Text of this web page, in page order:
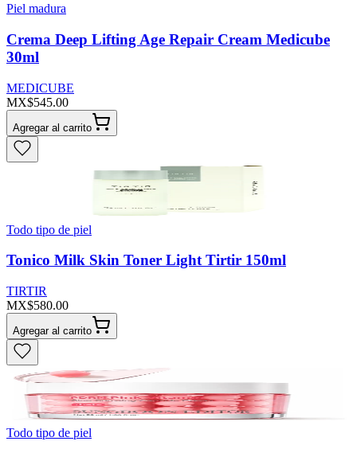
Piel madura
Crema Deep Lifting Age Repair Cream Medicube
30ml
MEDICUBE
MX$545.00
Agregar al carrito
Todo tipo de piel
Tonico Milk Skin Toner Light Tirtir 150ml
TIRTIR
MX$580.00
Agregar al carrito
Todo tipo de piel